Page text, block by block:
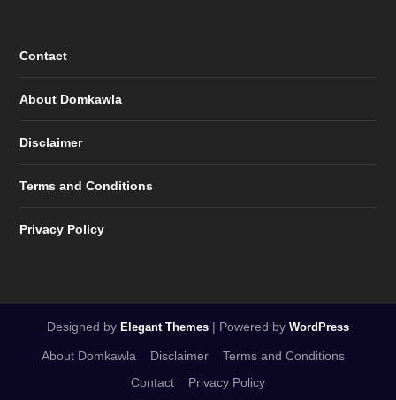
Contact
About Domkawla
Disclaimer
Terms and Conditions
Privacy Policy
Designed by Elegant Themes | Powered by WordPress
About Domkawla Disclaimer
Terms and Conditions
Contact
Privacy Policy